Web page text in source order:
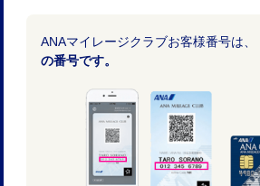
ANAマイレージクラブお客様番号は、
の番号です。